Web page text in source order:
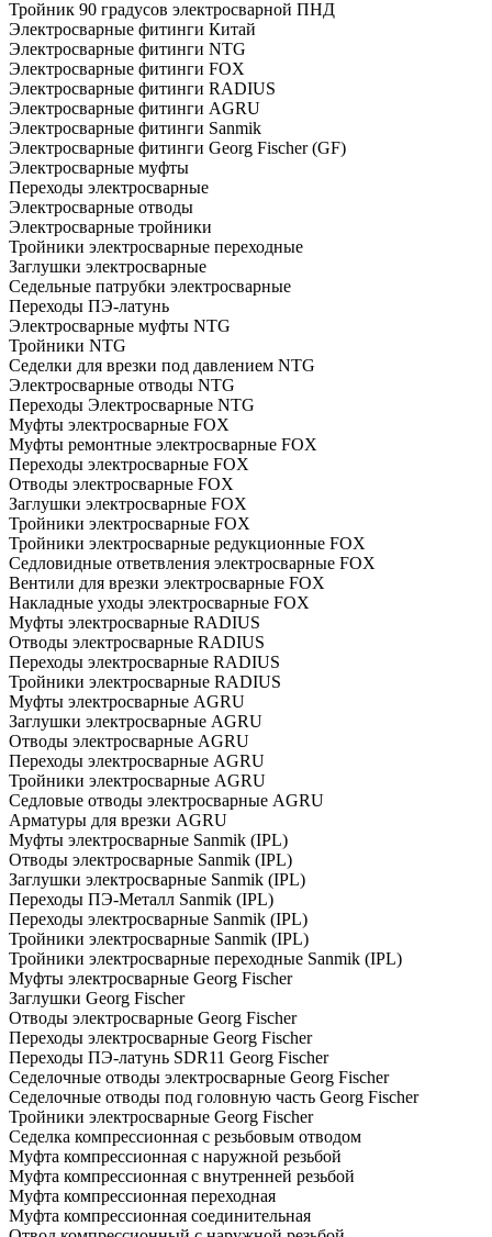
Тройник 90 градусов электросварной ПНД
Электросварные фитинги Китай
Электросварные фитинги NTG
Электросварные фитинги FOX
Электросварные фитинги RADIUS
Электросварные фитинги AGRU
Электросварные фитинги Sanmik
Электросварные фитинги Georg Fischer (GF)
Электросварные муфты
Переходы электросварные
Электросварные отводы
Электросварные тройники
Тройники электросварные переходные
Заглушки электросварные
Седельные патрубки электросварные
Переходы ПЭ-латунь
Электросварные муфты NTG
Тройники NTG
Седелки для врезки под давлением NTG
Электросварные отводы NTG
Переходы Электросварные NTG
Муфты электросварные FOX
Муфты ремонтные электросварные FOX
Переходы электросварные FOX
Отводы электросварные FOX
Заглушки электросварные FOX
Тройники электросварные FOX
Тройники электросварные редукционные FOX
Седловидные ответвления электросварные FOX
Вентили для врезки электросварные FOX
Накладные уходы электросварные FOX
Муфты электросварные RADIUS
Отводы электросварные RADIUS
Переходы электросварные RADIUS
Тройники электросварные RADIUS
Муфты электросварные AGRU
Заглушки электросварные AGRU
Отводы электросварные AGRU
Переходы электросварные AGRU
Тройники электросварные AGRU
Седловые отводы электросварные AGRU
Арматуры для врезки AGRU
Муфты электросварные Sanmik (IPL)
Отводы электросварные Sanmik (IPL)
Заглушки электросварные Sanmik (IPL)
Переходы ПЭ-Металл Sanmik (IPL)
Переходы электросварные Sanmik (IPL)
Тройники электросварные Sanmik (IPL)
Тройники электросварные переходные Sanmik (IPL)
Муфты электросварные Georg Fischer
Заглушки Georg Fischer
Отводы электросварные Georg Fischer
Переходы электросварные Georg Fischer
Переходы ПЭ-латунь SDR11 Georg Fischer
Седелочные отводы электросварные Georg Fischer
Седелочные отводы под головную часть Georg Fischer
Тройники электросварные Georg Fischer
Седелка компрессионная с резьбовым отводом
Муфта компрессионная с наружной резьбой
Муфта компрессионная с внутренней резьбой
Муфта компрессионная переходная
Муфта компрессионная соединительная